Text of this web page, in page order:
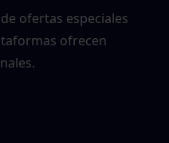
ofertas especiales
ofrecen